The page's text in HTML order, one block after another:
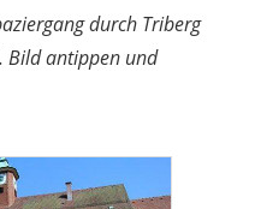
durch Triberg
Bild antippen und